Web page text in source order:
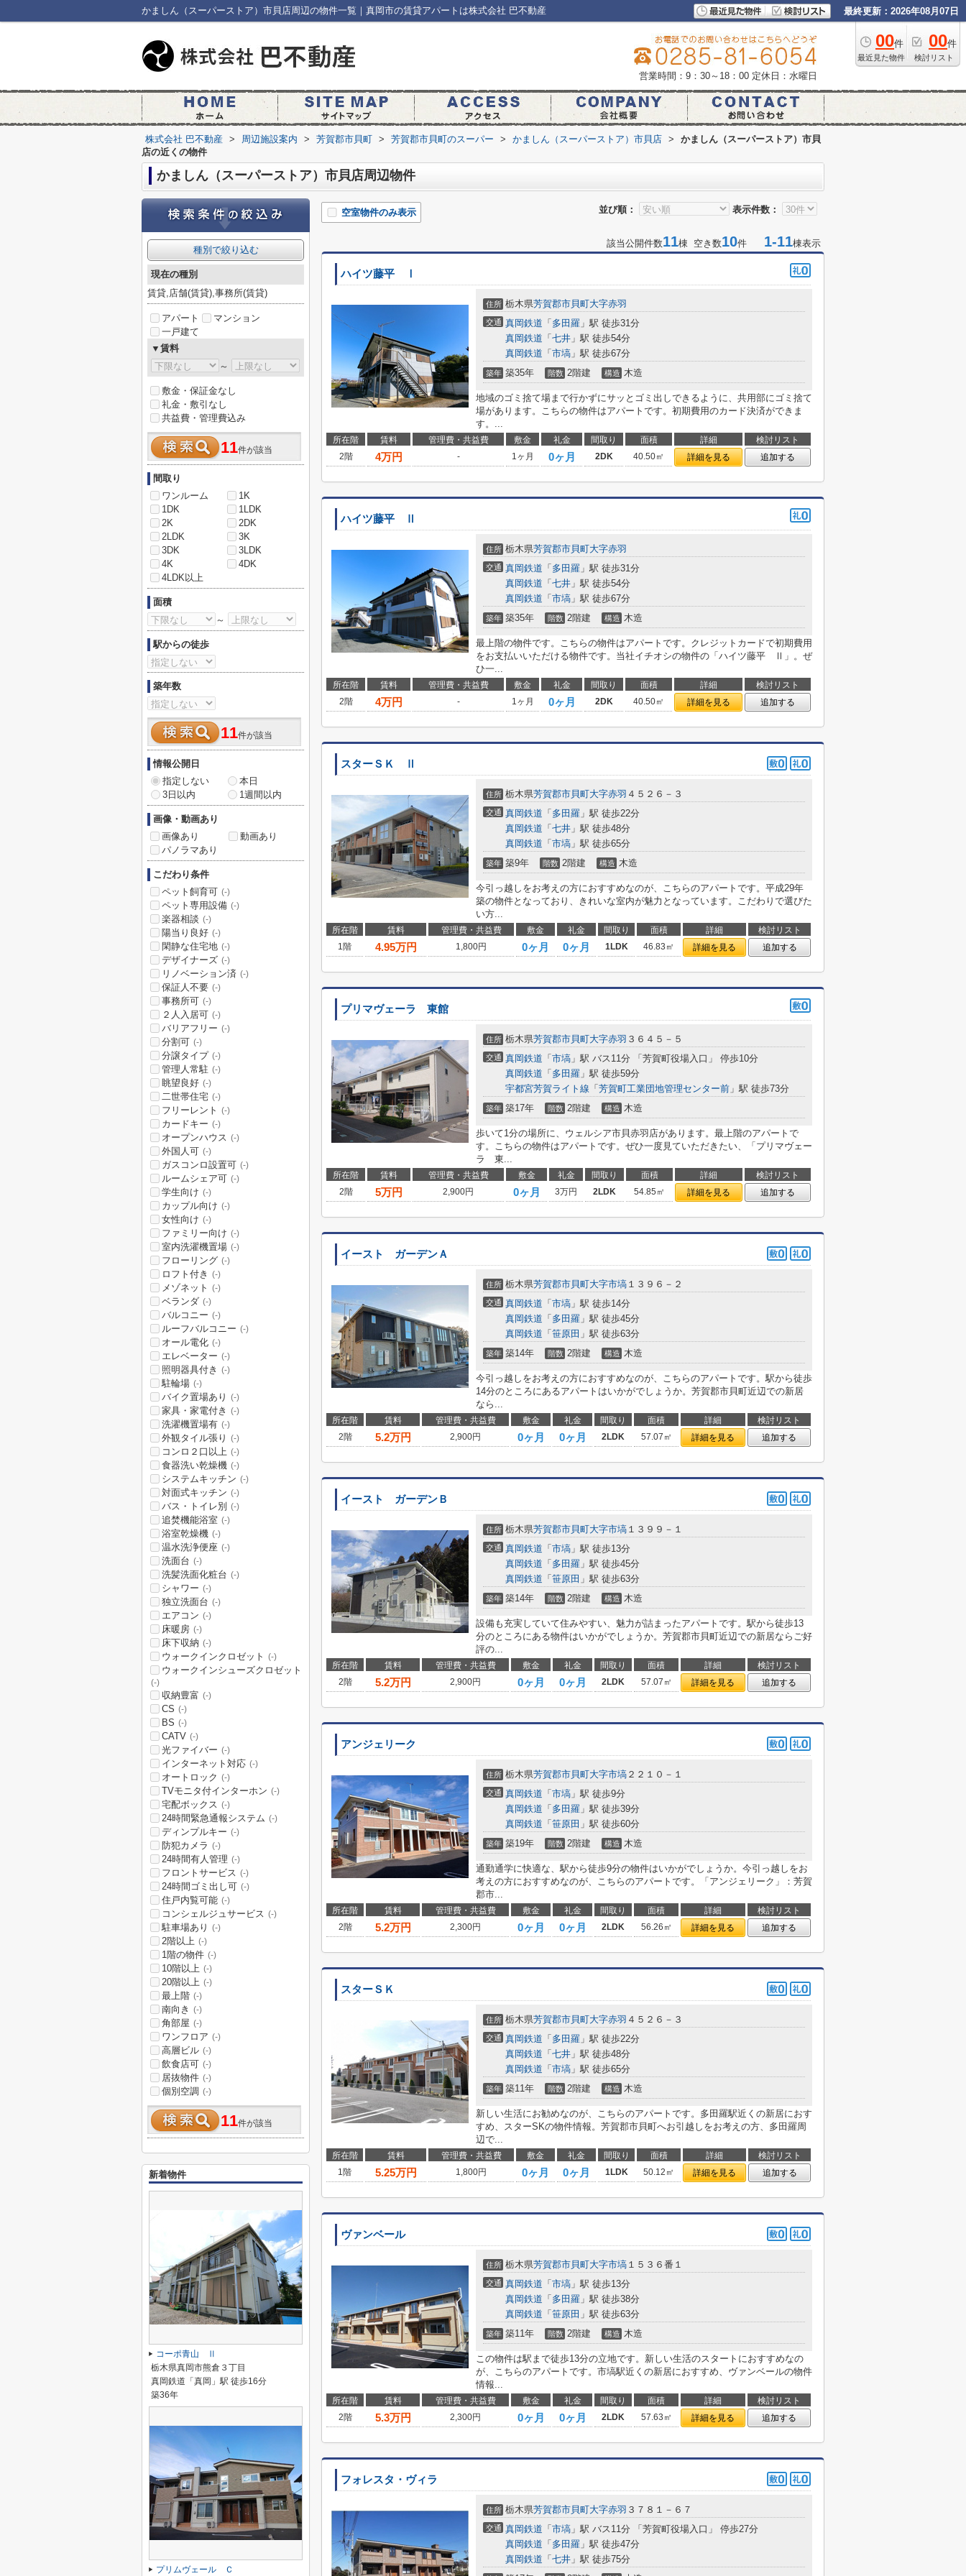
かましん（スーパーストア）市貝店周辺の物件一覧｜真岡市の賃貸アパートは株式会社 巴不動産 最終更新：2026年08月07日
00件
最近見た物件
00件
検討リスト
営業時間：9：30～18：00 定休日：水曜日
株式会社 巴不動産 > 周辺施設案内 > 芳賀郡市貝町 > 芳賀郡市貝町のスーパー > かましん（スーパーストア）市貝店 >
かましん（スーパーストア）市貝
店の近くの物件
かましん（スーパーストア）市貝店周辺物件
並び順： 表示件数：
空室物件のみ表示
該当公開件数11棟 空き数10件 1-11棟表示
ハイツ藤平 Ⅰ
住所 栃木県芳賀郡市貝町大字赤羽
交通 真岡鉄道 「 多田羅 」駅 徒歩31分
真岡鉄道 「 七井 」駅 徒歩54分
真岡鉄道 「 市塙 」駅 徒歩67分
築年 築35年 階数 2階建 構造 木造
地域のゴミ捨て場まで行かずにサッとゴミ出しできるように、共用部にゴミ捨て
場があります。こちらの物件はアパートです。初期費用のカード決済ができま
す。...
所在階 賃料 管理費・共益費 敷金 礼金 間取り 面積 詳細
検討リスト
2階
4万円 - 1ヶ月 0ヶ月 2DK 40.50㎡ 詳細を見る 追加する
ハイツ藤平 Ⅱ
住所 栃木県芳賀郡市貝町大字赤羽
交通 真岡鉄道 「 多田羅 」駅 徒歩31分
真岡鉄道 「 七井 」駅 徒歩54分
真岡鉄道 「 市塙 」駅 徒歩67分
築年 築35年 階数 2階建 構造 木造
最上階の物件です。こちらの物件はアパートです。クレジットカードで初期費用
をお支払いいただける物件です。当社イチオシの物件の「ハイツ藤平 Ⅱ」。ぜ
ひ一...
所在階 賃料 管理費・共益費 敷金 礼金 間取り 面積 詳細
検討リスト
2階
4万円 - 1ヶ月 0ヶ月 2DK 40.50㎡ 詳細を見る 追加する
スターＳＫ Ⅱ
住所 栃木県芳賀郡市貝町大字赤羽 ４５２６－３
交通 真岡鉄道 「 多田羅 」駅 徒歩22分
真岡鉄道 「 七井 」駅 徒歩48分
真岡鉄道 「 市塙 」駅 徒歩65分
築年 築9年 階数 2階建 構造 木造
今引っ越しをお考えの方におすすめなのが、こちらのアパートです。平成29年
築の物件となっており、きれいな室内が魅力となっています。こだわりで選びた
い方...
所在階 賃料 管理費・共益費 敷金 礼金 間取り 面積 詳細
検討リスト
1階
4.95万円 1,800円 0ヶ月 0ヶ月 1LDK 46.83㎡ 詳細を見る 追加する
プリマヴェーラ 東館
住所 栃木県芳賀郡市貝町大字赤羽 ３６４５－５
交通 真岡鉄道 「 市塙 」駅 バス11分 「芳賀町役場入口」 停歩10分
真岡鉄道 「 多田羅 」駅 徒歩59分
宇都宮芳賀ライト線 「 芳賀町工業団地管理センター前 」駅 徒歩73分
築年 築17年 階数 2階建 構造 木造
歩いて1分の場所に、ウェルシア市貝赤羽店があります。最上階のアパートで
す。こちらの物件はアパートです。ぜひ一度見ていただきたい、「プリマヴェー
ラ 東...
所在階 賃料 管理費・共益費 敷金 礼金 間取り 面積 詳細
検討リスト
2階
5万円 2,900円 0ヶ月 3万円 2LDK 54.85㎡ 詳細を見る 追加する
イースト ガーデンＡ
住所 栃木県芳賀郡市貝町大字市塙 １３９６－２
交通 真岡鉄道 「 市塙 」駅 徒歩14分
真岡鉄道 「 多田羅 」駅 徒歩45分
真岡鉄道 「 笹原田 」駅 徒歩63分
築年 築14年 階数 2階建 構造 木造
今引っ越しをお考えの方におすすめなのが、こちらのアパートです。駅から徒歩
14分のところにあるアパートはいかがでしょうか。芳賀郡市貝町近辺での新居
なら...
所在階 賃料 管理費・共益費 敷金 礼金 間取り 面積 詳細
検討リスト
2階
5.2万円 2,900円 0ヶ月 0ヶ月 2LDK 57.07㎡ 詳細を見る 追加する
イースト ガーデンＢ
住所 栃木県芳賀郡市貝町大字市塙 １３９９－１
交通 真岡鉄道 「 市塙 」駅 徒歩13分
真岡鉄道 「 多田羅 」駅 徒歩45分
真岡鉄道 「 笹原田 」駅 徒歩63分
築年 築14年 階数 2階建 構造 木造
設備も充実していて住みやすい、魅力が詰まったアパートです。駅から徒歩13
分のところにある物件はいかがでしょうか。芳賀郡市貝町近辺での新居ならご好
評の...
所在階 賃料 管理費・共益費 敷金 礼金 間取り 面積 詳細
検討リスト
2階
5.2万円 2,900円 0ヶ月 0ヶ月 2LDK 57.07㎡ 詳細を見る 追加する
アンジェリーク
住所 栃木県芳賀郡市貝町大字市塙 ２２１０－１
交通 真岡鉄道 「 市塙 」駅 徒歩9分
真岡鉄道 「 多田羅 」駅 徒歩39分
真岡鉄道 「 笹原田 」駅 徒歩60分
築年 築19年 階数 2階建 構造 木造
通勤通学に快適な、駅から徒歩9分の物件はいかがでしょうか。今引っ越しをお
考えの方におすすめなのが、こちらのアパートです。「アンジェリーク」：芳賀
郡市...
所在階 賃料 管理費・共益費 敷金 礼金 間取り 面積 詳細
検討リスト
2階
5.2万円 2,300円 0ヶ月 0ヶ月 2LDK 56.26㎡ 詳細を見る 追加する
スターＳＫ
住所 栃木県芳賀郡市貝町大字赤羽 ４５２６－３
交通 真岡鉄道 「 多田羅 」駅 徒歩22分
真岡鉄道 「 七井 」駅 徒歩48分
真岡鉄道 「 市塙 」駅 徒歩65分
築年 築11年 階数 2階建 構造 木造
新しい生活にお勧めなのが、こちらのアパートです。多田羅駅近くの新居におす
すめ、スターSKの物件情報。芳賀郡市貝町へお引越しをお考えの方、多田羅周
辺で...
所在階 賃料 管理費・共益費 敷金 礼金 間取り 面積 詳細
検討リスト
1階
5.25万円 1,800円 0ヶ月 0ヶ月 1LDK 50.12㎡ 詳細を見る 追加する
ヴァンベール
住所 栃木県芳賀郡市貝町大字市塙 １５３６番１
交通 真岡鉄道 「 市塙 」駅 徒歩13分
真岡鉄道 「 多田羅 」駅 徒歩38分
真岡鉄道 「 笹原田 」駅 徒歩63分
築年 築11年 階数 2階建 構造 木造
この物件は駅まで徒歩13分の立地です。新しい生活のスタートにおすすめなの
が、こちらのアパートです。市塙駅近くの新居におすすめ、ヴァンベールの物件
情報...
所在階 賃料 管理費・共益費 敷金 礼金 間取り 面積 詳細
検討リスト
2階
5.3万円 2,300円 0ヶ月 0ヶ月 2LDK 57.63㎡ 詳細を見る 追加する
フォレスタ・ヴィラ
住所 栃木県芳賀郡市貝町大字赤羽 ３７８１－６７
交通 真岡鉄道 「 市塙 」駅 バス11分 「芳賀町役場入口」 停歩27分
真岡鉄道 「 多田羅 」駅 徒歩47分
真岡鉄道 「 七井 」駅 徒歩75分
種別で絞り込む
現在の種別
賃貸,店舗(賃貸),事務所(賃貸)
アパート
マンション
一戸建て
▼賃料
～
敷金・保証金なし
礼金・敷引なし
共益費・管理費込み
11件が該当
間取り
ワンルーム
1K
1DK
1LDK
2K
2DK
2LDK
3K
3DK
3LDK
4K
4DK
4LDK以上
面積
～
駅からの徒歩
築年数
11件が該当
情報公開日
指定しない
本日
3日以内
1週間以内
画像・動画あり
画像あり
動画あり
パノラマあり
こだわり条件
ペット飼育可 (-)
ペット専用設備 (-)
楽器相談 (-)
陽当り良好 (-)
閑静な住宅地 (-)
デザイナーズ (-)
リノベーション済 (-)
保証人不要 (-)
事務所可 (-)
２人入居可 (-)
バリアフリー (-)
分割可 (-)
分譲タイプ (-)
管理人常駐 (-)
眺望良好 (-)
二世帯住宅 (-)
フリーレント (-)
カードキー (-)
オープンハウス (-)
外国人可 (-)
ガスコンロ設置可 (-)
ルームシェア可 (-)
学生向け (-)
カップル向け (-)
女性向け (-)
ファミリー向け (-)
室内洗濯機置場 (-)
フローリング (-)
ロフト付き (-)
メゾネット (-)
ベランダ (-)
バルコニー (-)
ルーフバルコニー (-)
オール電化 (-)
エレベーター (-)
照明器具付き (-)
駐輪場 (-)
バイク置場あり (-)
家具・家電付き (-)
洗濯機置場有 (-)
外観タイル張り (-)
コンロ２口以上 (-)
食器洗い乾燥機 (-)
システムキッチン (-)
対面式キッチン (-)
バス・トイレ別 (-)
追焚機能浴室 (-)
浴室乾燥機 (-)
温水洗浄便座 (-)
洗面台 (-)
洗髪洗面化粧台 (-)
シャワー (-)
独立洗面台 (-)
エアコン (-)
床暖房 (-)
床下収納 (-)
ウォークインクロゼット (-)
ウォークインシューズクロゼット
(-)
収納豊富 (-)
CS (-)
BS (-)
CATV (-)
光ファイバー (-)
インターネット対応 (-)
オートロック (-)
TVモニタ付インターホン (-)
宅配ボックス (-)
24時間緊急通報システム (-)
ディンプルキー (-)
防犯カメラ (-)
24時間有人管理 (-)
フロントサービス (-)
24時間ゴミ出し可 (-)
住戸内覧可能 (-)
コンシェルジュサービス (-)
駐車場あり (-)
2階以上 (-)
1階の物件 (-)
10階以上 (-)
20階以上 (-)
最上階 (-)
南向き (-)
角部屋 (-)
ワンフロア (-)
高層ビル (-)
飲食店可 (-)
居抜物件 (-)
個別空調 (-)
11件が該当
新着物件
コーポ青山 Ⅱ
栃木県真岡市熊倉３丁目
真岡鉄道「真岡」駅 徒歩16分
築36年
プリムヴェール Ｃ